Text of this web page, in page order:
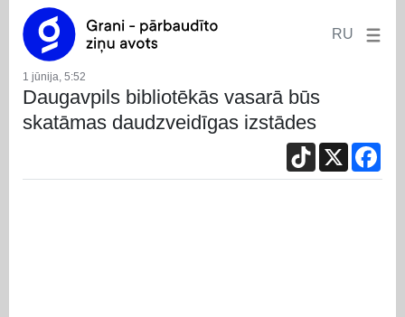
RU
1 jūnija, 5:52
Daugavpils bibliotēkās vasarā būs
skatāmas daudzveidīgas izstādes
TikTok
X